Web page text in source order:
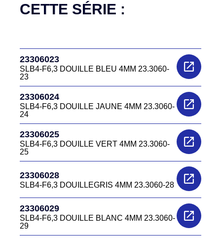
CETTE SÉRIE :
23306023
SLB4-F6,3 DOUILLE BLEU 4MM 23.3060-
23
23306024
SLB4-F6,3 DOUILLE JAUNE 4MM 23.3060-
24
23306025
SLB4-F6,3 DOUILLE VERT 4MM 23.3060-
25
23306028
SLB4-F6,3 DOUILLEGRIS 4MM 23.3060-28
23306029
SLB4-F6,3 DOUILLE BLANC 4MM 23.3060-
29